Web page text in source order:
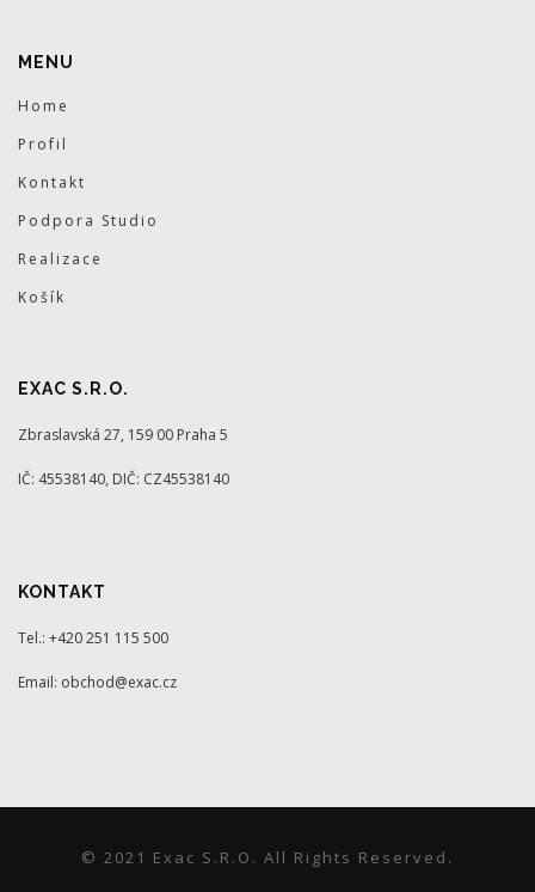
MENU
Home
Profil
Kontakt
Podpora Studio
Realizace
Košík
EXAC S.R.O.
Zbraslavská 27, 159 00 Praha 5
IČ: 45538140, DIČ: CZ45538140
KONTAKT
Tel.: +420 251 115 500
Email: obchod@exac.cz
© 2021 Exac S.r.o. All Rights Reserved.